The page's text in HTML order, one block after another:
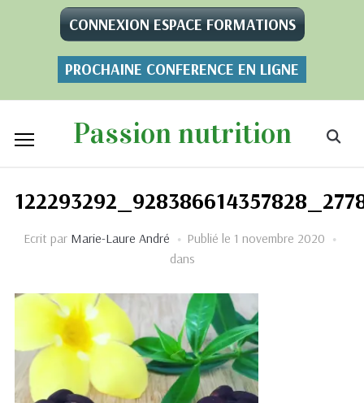
CONNEXION ESPACE FORMATIONS
PROCHAINE CONFERENCE EN LIGNE
Passion nutrition
Ecrit par Marie-Laure André Publié le 1 novembre 2020
dans